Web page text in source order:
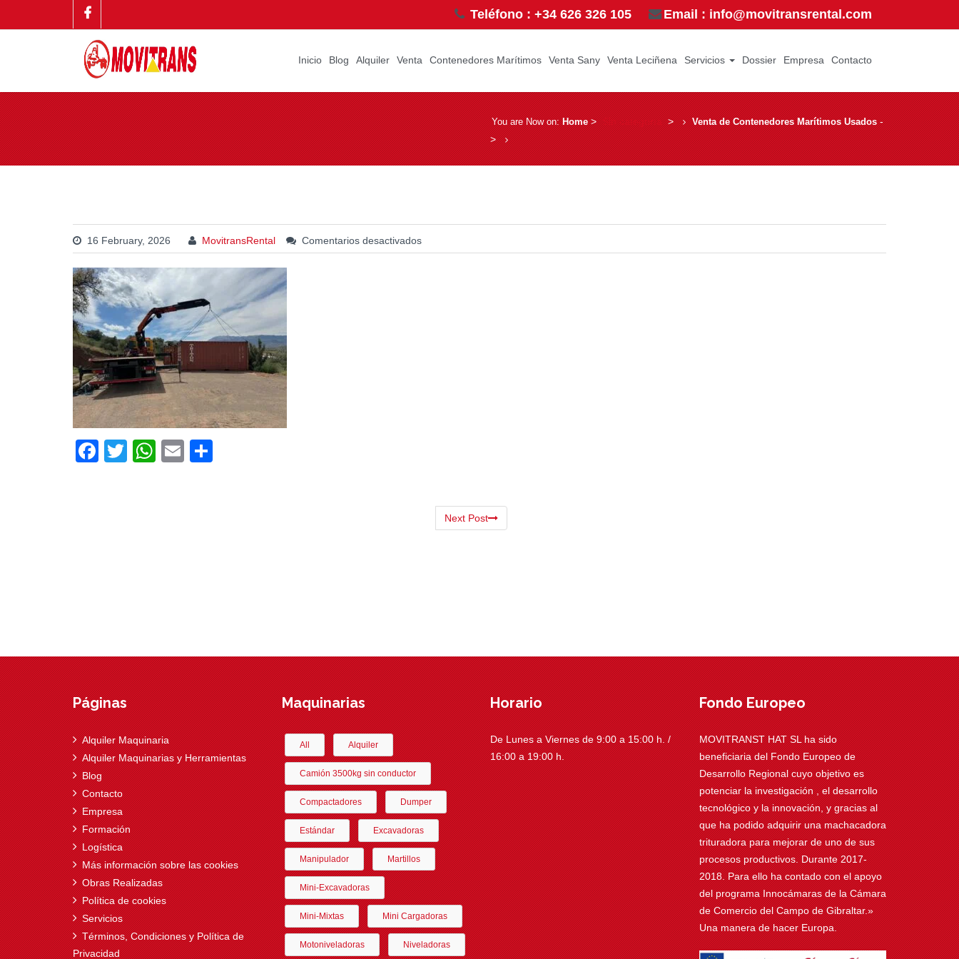
Teléfono : +34 626 326 105 Email : info@movitransrental.com
Inicio Blog Alquiler Venta Contenedores Marítimos Venta Sany Venta Leciñena Servicios Dossier Empresa Contacto
You are Now on:Home­ > ­Sin categoría­ > ­ Venta de Contenedores Marítimos Usados­
> ­
16 February, 2026 MovitransRental Comentarios desactivados
Facebook
TwitterWhatsApp
Email
Next Post
Páginas
Alquiler Maquinaria
Alquiler Maquinarias y Herramientas
Blog
Contacto
Empresa
Formación
Logística
Más información sobre las cookies
Obras Realizadas
Política de cookies
Servicios
Términos, Condiciones y Política de
Privacidad
Maquinarias
All Alquiler
Camión 3500kg sin conductor
Compactadores Dumper
Estándar Excavadoras
Manipulador Martillos
Mini-Excavadoras
Mini-Mixtas Mini Cargadoras
Motoniveladoras Niveladoras
Horario
De Lunes a Viernes de 9:00 a 15:00 h. /
16:00 a 19:00 h.
Fondo Europeo
MOVITRANST HAT SL ha sido
beneficiaria del Fondo Europeo de
Desarrollo Regional cuyo objetivo es
potenciar la investigación , el desarrollo
tecnológico y la innovación, y gracias al
que ha podido adquirir una machacadora
trituradora para mejorar de uno de sus
procesos productivos. Durante 2017-
2018. Para ello ha contado con el apoyo
del programa Innocámaras de la Cámara
de Comercio del Campo de Gibraltar.»
Una manera de hacer Europa.